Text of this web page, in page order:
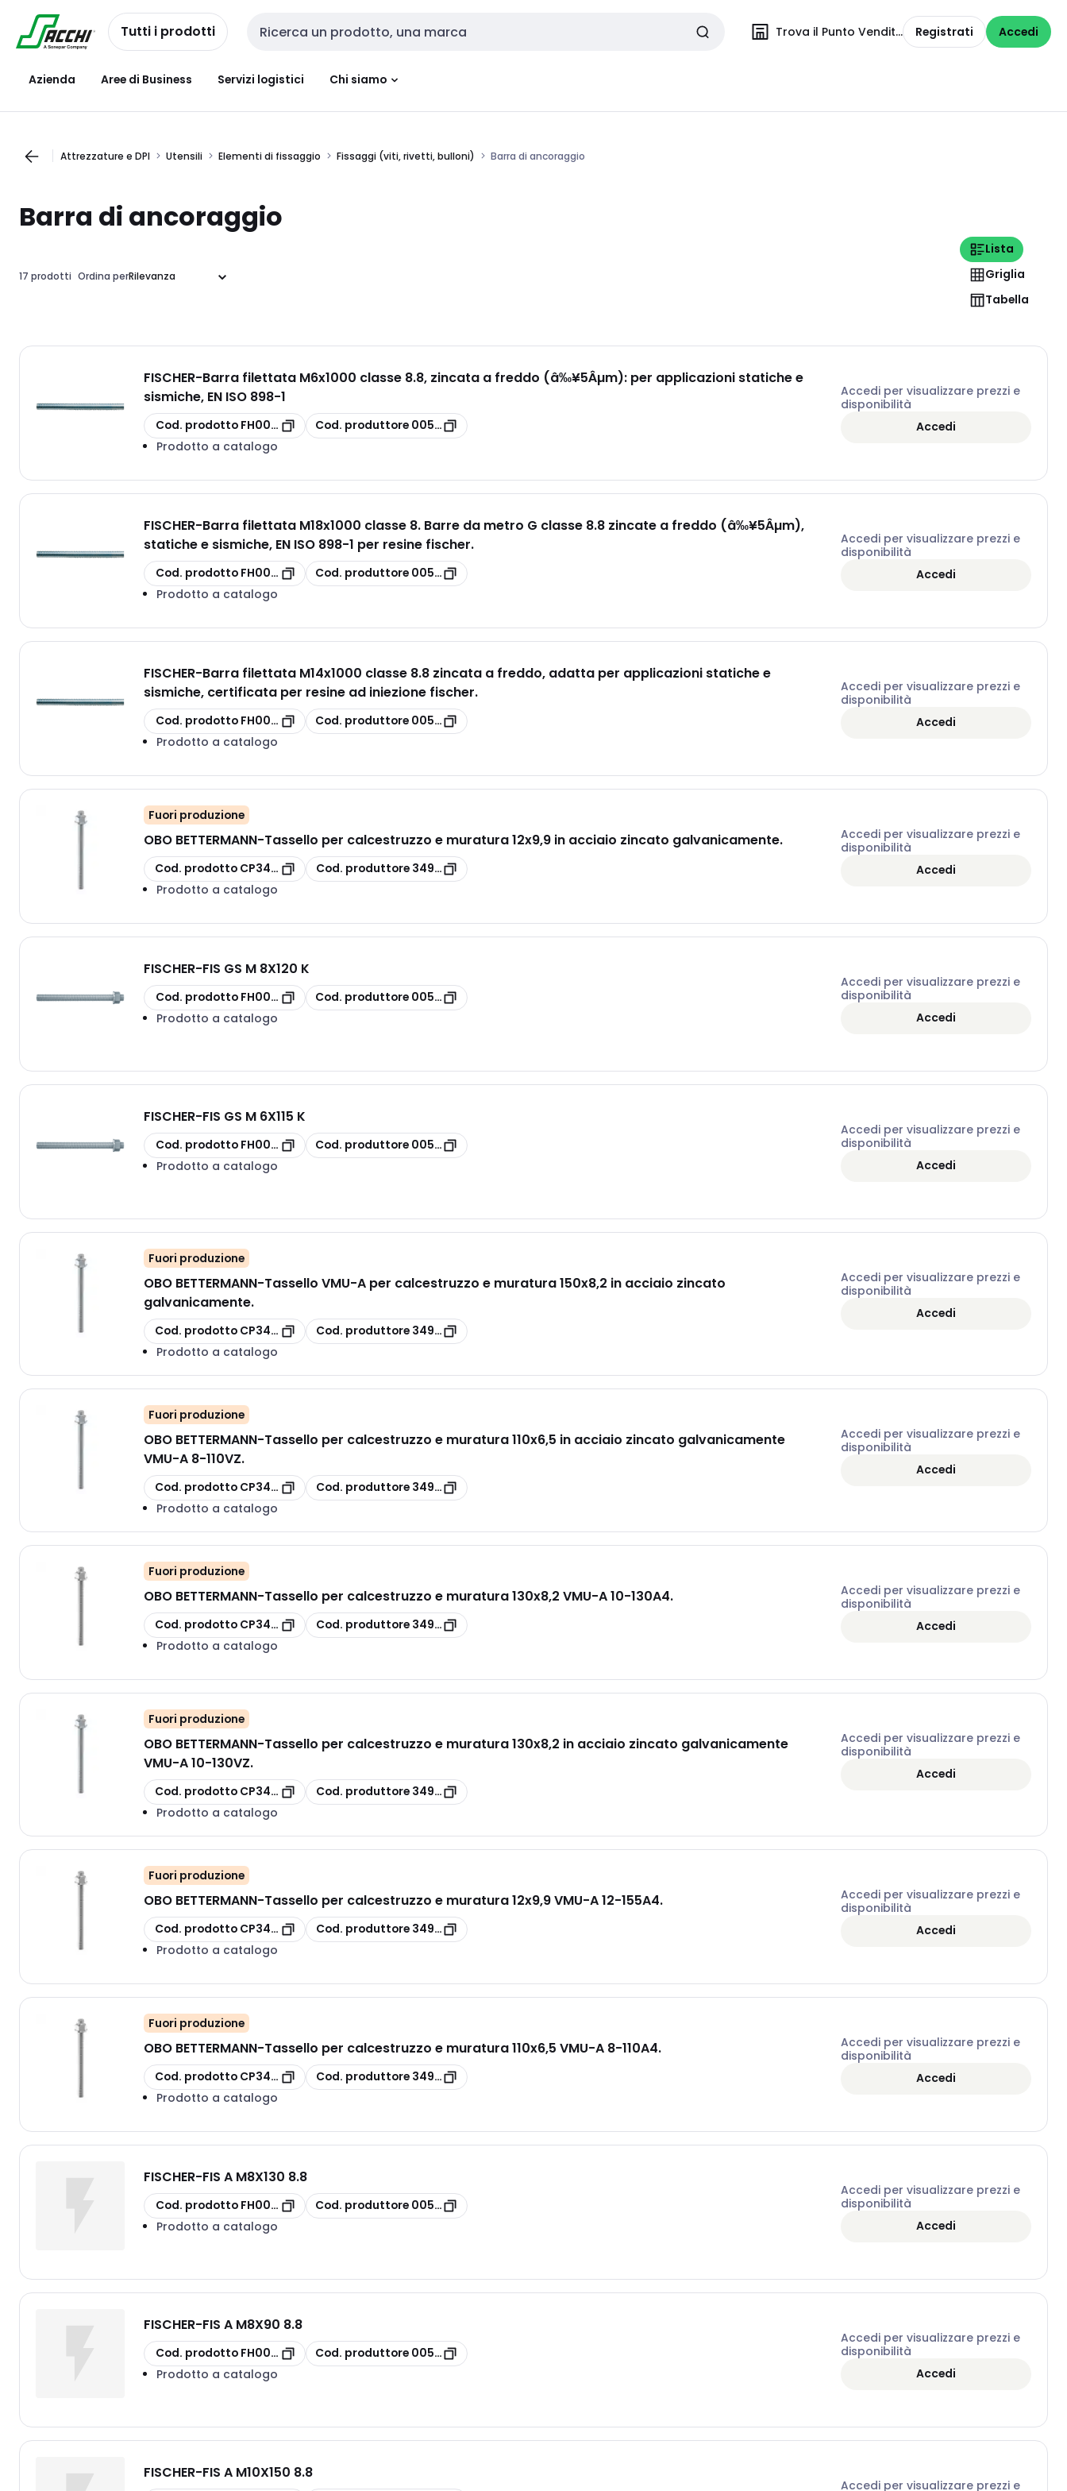
navigazione
Salta al
contenutoTutti i prodotti Cerca input Trova il Punto Vendita Registrati Accedi
Azienda Aree di Business Servizi logistici Chi siamo
Attrezzature e DPI Utensili Elementi di fissaggio Fissaggi (viti, rivetti, bulloni) Barra di ancoraggio
Barra di ancoraggio
17 prodotti Ordina per
Lista
Griglia
Tabella
FISCHER-Barra filettata M6x1000 classe 8.8, zincata a freddo (â‰¥5Âµm): per applicazioni statiche e
sismiche, EN ISO 898-1
copia
Cod. prodotto FH00530365copia
Cod. produttore 00530365
Prodotto a catalogo
Accedi per visualizzare prezzi e
disponibilità
Accedi
FISCHER-Barra filettata M18x1000 classe 8. Barre da metro G classe 8.8 zincate a freddo (â‰¥5Âµm),
statiche e sismiche, EN ISO 898-1 per resine fischer.
copia
Cod. prodotto FH00530371copia
Cod. produttore 00530371
Prodotto a catalogo
Accedi per visualizzare prezzi e
disponibilità
Accedi
FISCHER-Barra filettata M14x1000 classe 8.8 zincata a freddo, adatta per applicazioni statiche e
sismiche, certificata per resine ad iniezione fischer.
copia
Cod. prodotto FH00530369copia
Cod. produttore 00530369
Prodotto a catalogo
Accedi per visualizzare prezzi e
disponibilità
Accedi
Fuori produzione
OBO BETTERMANN-Tassello per calcestruzzo e muratura 12x9,9 in acciaio zincato galvanicamente.
copia
Cod. prodotto CP3497826copia
Cod. produttore 3497826
Prodotto a catalogo
Accedi per visualizzare prezzi e
disponibilità
Accedi
FISCHER-FIS GS M 8X120 K
copia
Cod. prodotto FH00507248copia
Cod. produttore 00507248
Prodotto a catalogo
Accedi per visualizzare prezzi e
disponibilità
Accedi
FISCHER-FIS GS M 6X115 K
copia
Cod. prodotto FH00507247copia
Cod. produttore 00507247
Prodotto a catalogo
Accedi per visualizzare prezzi e
disponibilità
Accedi
Fuori produzione
OBO BETTERMANN-Tassello VMU-A per calcestruzzo e muratura 150x8,2 in acciaio zincato
galvanicamente.
copia
Cod. prodotto CP3497824copia
Cod. produttore 3497824
Prodotto a catalogo
Accedi per visualizzare prezzi e
disponibilità
Accedi
Fuori produzione
OBO BETTERMANN-Tassello per calcestruzzo e muratura 110x6,5 in acciaio zincato galvanicamente
VMU-A 8-110VZ.
copia
Cod. prodotto CP3497820copia
Cod. produttore 3497820
Prodotto a catalogo
Accedi per visualizzare prezzi e
disponibilità
Accedi
Fuori produzione
OBO BETTERMANN-Tassello per calcestruzzo e muratura 130x8,2 VMU-A 10-130A4.
copia
Cod. prodotto CP3497832copia
Cod. produttore 3497832
Prodotto a catalogo
Accedi per visualizzare prezzi e
disponibilità
Accedi
Fuori produzione
OBO BETTERMANN-Tassello per calcestruzzo e muratura 130x8,2 in acciaio zincato galvanicamente
VMU-A 10-130VZ.
copia
Cod. prodotto CP3497822copia
Cod. produttore 3497822
Prodotto a catalogo
Accedi per visualizzare prezzi e
disponibilità
Accedi
Fuori produzione
OBO BETTERMANN-Tassello per calcestruzzo e muratura 12x9,9 VMU-A 12-155A4.
copia
Cod. prodotto CP3497834copia
Cod. produttore 3497834
Prodotto a catalogo
Accedi per visualizzare prezzi e
disponibilità
Accedi
Fuori produzione
OBO BETTERMANN-Tassello per calcestruzzo e muratura 110x6,5 VMU-A 8-110A4.
copia
Cod. prodotto CP3497830copia
Cod. produttore 3497830
Prodotto a catalogo
Accedi per visualizzare prezzi e
disponibilità
Accedi
FISCHER-FIS A M8X130 8.8
copia
Cod. prodotto FH00519392copia
Cod. produttore 00519392
Prodotto a catalogo
Accedi per visualizzare prezzi e
disponibilità
Accedi
FISCHER-FIS A M8X90 8.8
copia
Cod. prodotto FH00519390copia
Cod. produttore 00519390
Prodotto a catalogo
Accedi per visualizzare prezzi e
disponibilità
Accedi
FISCHER-FIS A M10X150 8.8
Accedi per visualizzare prezzi e